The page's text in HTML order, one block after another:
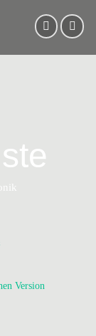
Version